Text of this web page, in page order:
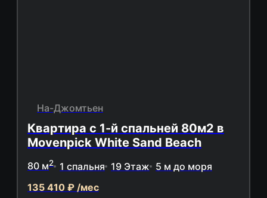
На-Джомтьен
Квартира с 1-й спальней 80м2 в
Movenpick White Sand Beach
80 м2 1 спальня 19 Этаж 5 м до моря
135 410 ₽ /мес